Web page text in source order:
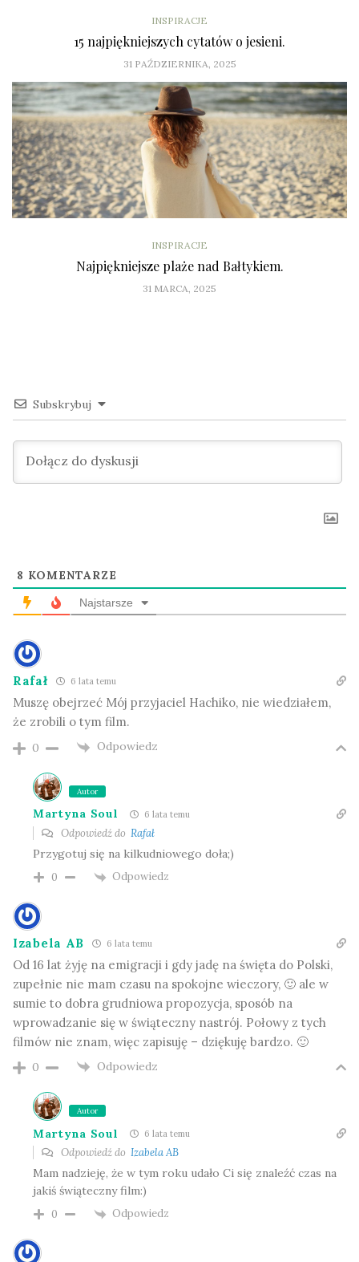
INSPIRACJE
15 najpiękniejszych cytatów o jesieni.
31 PAŹDZIERNIKA, 2025
INSPIRACJE
Najpiękniejsze plaże nad Bałtykiem.
31 MARCA, 2025
Subskrybuj
8 KOMENTARZE
Najstarsze
Rafał 6 lata temu
Muszę obejrzeć Mój przyjaciel Hachiko, nie wiedziałem,
że zrobili o tym film.
0 Odpowiedz
Autor
Martyna Soul 6 lata temu
Odpowiedź do Rafał
Przygotuj się na kilkudniowego doła;)
0 Odpowiedz
Izabela AB 6 lata temu
Od 16 lat żyję na emigracji i gdy jadę na święta do Polski,
zupełnie nie mam czasu na spokojne wieczory, 🙂 ale w
sumie to dobra grudniowa propozycja, sposób na
wprowadzanie się w świąteczny nastrój. Połowy z tych
filmów nie znam, więc zapisuję – dziękuję bardzo. 🙂
0 Odpowiedz
Autor
Martyna Soul 6 lata temu
Odpowiedź do Izabela AB
Mam nadzieję, że w tym roku udało Ci się znaleźć czas na
jakiś świąteczny film:)
0 Odpowiedz